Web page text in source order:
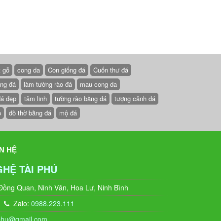
gỗ cong da Con giống đá
Cuốn thư đá
đá
làm tường rào đá
mau cong da
đẹp
tâm linh tường rào bằng đá
tượng cảnh đá
đồ thờ bằng đá mộ đá
HỆ
TÀI PHÚ
Quan, Ninh Vân, Hoa Lư, Ninh Bình
Zalo: 0988.223.111